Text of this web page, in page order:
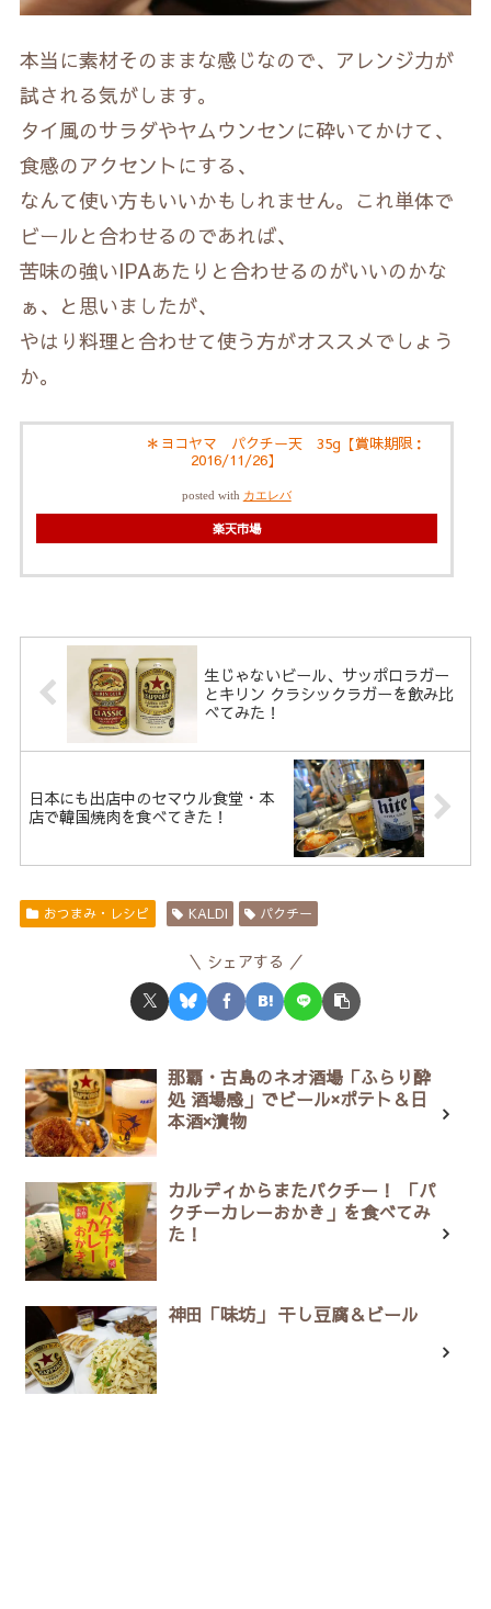
本当に素材そのままな感じなので、アレンジ力が
試される気がします。
タイ風のサラダやヤムウンセンに砕いてかけて、
食感のアクセントにする、
なんて使い方もいいかもしれません。これ単体で
ビールと合わせるのであれば、
苦味の強いIPAあたりと合わせるのがいいのかな
ぁ、と思いましたが、
やはり料理と合わせて使う方がオススメでしょう
か。
＊ヨコヤマ パクチー天 35g【賞味期限：
2016/11/26】
posted with カエレバ
楽天市場
生じゃないビール、サッポロラガー
とキリン クラシックラガーを飲み比
べてみた！
日本にも出店中のセマウル食堂・本
店で韓国焼肉を食べてきた！
おつまみ・レシピ KALDI パクチー
シェアする
那覇・古島のネオ酒場「ふらり酔
処 酒場感」でビール×ポテト＆日
本酒×漬物
カルディからまたパクチー！ 「パ
クチーカレーおかき」を食べてみ
た！
神田「味坊」 干し豆腐＆ビール